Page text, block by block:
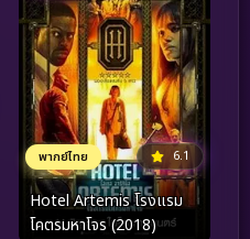
พากย์ไทย 6.1
Hotel Artemis โรงแรม
โคตรมหาโจร (2018)